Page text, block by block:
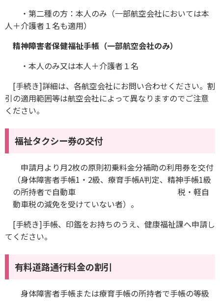
・第二種の方：本人のみ（一部航空会社においては本
人＋介護者１名も適用）
精神障害者保健福祉手帳（一部航空会社のみ）
・本人のみ又は本人＋介護者１名
[手続き]詳細は、各航空会社にお問い合わせください。割
引の適用範囲等は航空会社によって異なりますのでご注意
ください。
福祉タクシー券の交付
申請月より月2枚の原則初乗料金分補助の利用券を交付
（身体障害者手帳1・2級、療育手帳A判定、精神手帳1級
の所持者で自動車 税・軽自
動車税の減免を受けていない者）。
[手続き]手帳、印鑑をお持ちのうえ、健康福祉課へ申請し
てください。
有料道路通行料金の割引
身体障害者手帳または療育手帳の所持者で手帳の等級